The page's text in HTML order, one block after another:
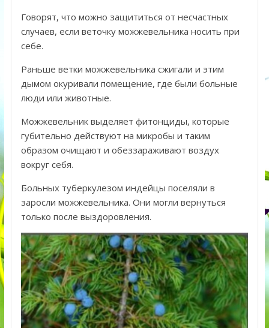
Говорят, что можно защититься от несчастных
случаев, если веточку можжевельника носить при
себе.
Раньше ветки можжевельника сжигали и этим
дымом окуривали помещение, где были больные
люди или животные.
Можжевельник выделяет фитонциды, которые
губительно действуют на микробы и таким
образом очищают и обеззараживают воздух
вокруг себя.
Больных туберкулезом индейцы поселяли в
заросли можжевельника. Они могли вернуться
только после выздоровления.